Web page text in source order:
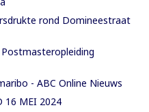
rond Domineestraat
- ABC Online Nieuws
16 MEI 2024